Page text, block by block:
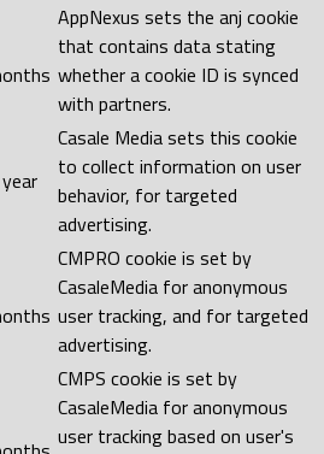
AppNexus sets the anj cookie
that contains data stating
whether a cookie ID is synced
with partners.
Casale Media sets this cookie
to collect information on user
behavior, for targeted
advertising.
CMPRO cookie is set by
CasaleMedia for anonymous
user tracking, and for targeted
advertising.
CMPS cookie is set by
CasaleMedia for anonymous
user tracking based on user's